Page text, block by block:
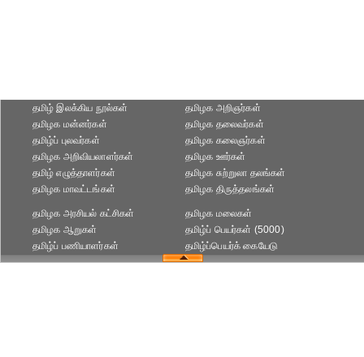
தமிழ் இலக்கிய நூல்கள்
தமிழக மன்னர்கள்
தமிழ்ப் புலவர்கள்
தமிழக அறிஞர்கள்
தமிழக தலைவர்கள்
தமிழக கலைஞர்கள்
தமிழக அறிவியலாளர்கள்‎
தமிழ் எழுத்தாளர்கள்
தமிழக மாவட்டங்கள்
தமிழக ஊர்கள்
தமிழக சுற்றுலா தலங்கள்
தமிழக திருத்தலங்கள்
தமிழக அரசியல் கட்சிகள்
தமிழக ஆறுகள்
தமிழ்ப் பணியாளர்கள்
தமிழக மலைகள்
தமிழ்ப் பெயர்கள் (5000)
தமிழ்ப்பெயர்க் கையேடு